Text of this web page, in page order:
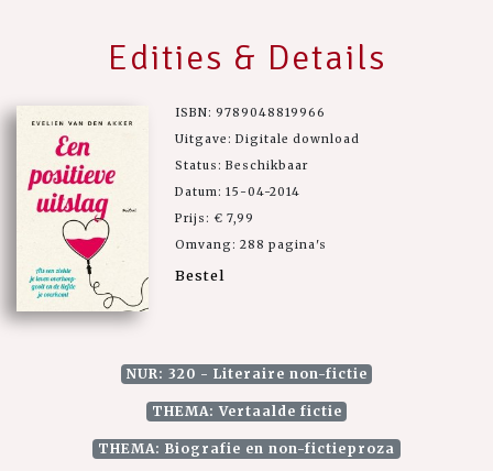
Edities & Details
ISBN: 9789048819966
Uitgave: Digitale download
Status: Beschikbaar
Datum: 15-04-2014
Prijs: € 7,99
Omvang: 288 pagina's
Bestel
NUR: 320 - Literaire non-fictie
THEMA: Vertaalde fictie
THEMA: Biografie en non-fictieproza